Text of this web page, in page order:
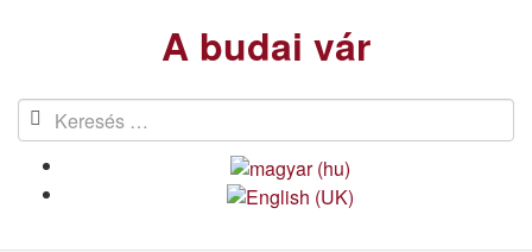
A budai vár